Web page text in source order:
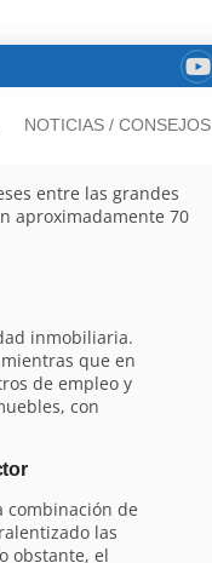
NOTICIAS / CONSEJOS
entre las grandes
aproximadamente 70
inmobiliaria.
que en
de empleo y
con
combinación de
las
obstante, el